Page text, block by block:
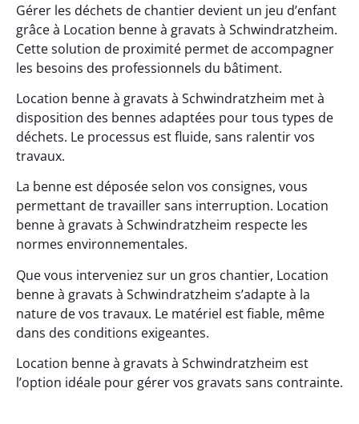
Gérer les déchets de chantier devient un jeu d’enfant
grâce à Location benne à gravats à Schwindratzheim.
Cette solution de proximité permet de accompagner
les besoins des professionnels du bâtiment.
Location benne à gravats à Schwindratzheim met à
disposition des bennes adaptées pour tous types de
déchets. Le processus est fluide, sans ralentir vos
travaux.
La benne est déposée selon vos consignes, vous
permettant de travailler sans interruption. Location
benne à gravats à Schwindratzheim respecte les
normes environnementales.
Que vous interveniez sur un gros chantier, Location
benne à gravats à Schwindratzheim s’adapte à la
nature de vos travaux. Le matériel est fiable, même
dans des conditions exigeantes.
Location benne à gravats à Schwindratzheim est
l’option idéale pour gérer vos gravats sans contrainte.